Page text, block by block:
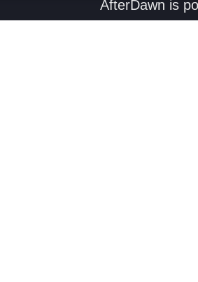
AfterDawn is